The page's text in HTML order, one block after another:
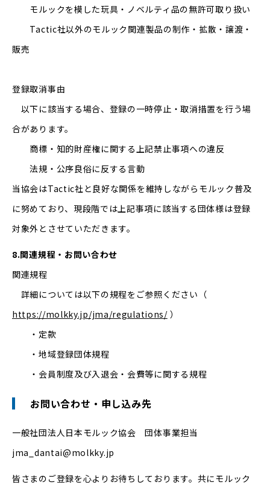
モルックを模した玩具・ノベルティ品の無許可取り扱い
Tactic社以外のモルック関連製品の制作・拡散・譲渡・
販売
登録取消事由
以下に該当する場合、登録の一時停止・取消措置を行う場
合があります。
商標・知的財産権に関する上記禁止事項への違反
法規・公序良俗に反する言動
当協会はTactic社と良好な関係を維持しながらモルック普及
に努めており、現段階では上記事項に該当する団体様は登録
対象外とさせていただきます。
8.関連規程・お問い合わせ
関連規程
詳細については以下の規程をご参照ください（
https://molkky.jp/jma/regulations/）
・定款
・地域登録団体規程
・会員制度及び入退会・会費等に関する規程
お問い合わせ・申し込み先
一般社団法人日本モルック協会 団体事業担当
jma_dantai@molkky.jp
皆さまのご登録を心よりお待ちしております。共にモルック